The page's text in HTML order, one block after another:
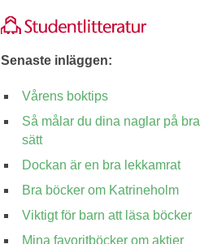
Senaste inläggen:
Vårens boktips
Så målar du dina naglar på bra
sätt
Dockan är en bra lekkamrat
Bra böcker om Katrineholm
Viktigt för barn att läsa böcker
Mina favoritböcker om aktier